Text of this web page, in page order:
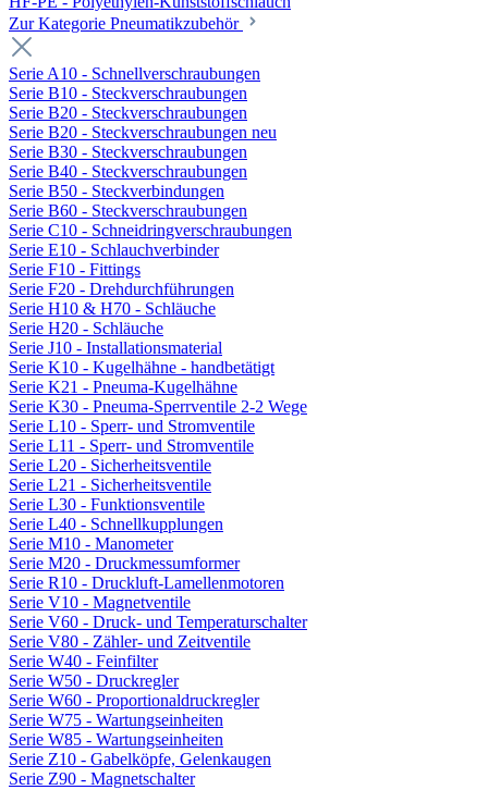
Zur Kategorie Pneumatikzubehör
Serie A10 - Schnellverschraubungen
Serie B10 - Steckverschraubungen
Serie B20 - Steckverschraubungen
Serie B20 - Steckverschraubungen neu
Serie B30 - Steckverschraubungen
Serie B40 - Steckverschraubungen
Serie B50 - Steckverbindungen
Serie B60 - Steckverschraubungen
Serie C10 - Schneidringverschraubungen
Serie E10 - Schlauchverbinder
Serie F10 - Fittings
Serie F20 - Drehdurchführungen
Serie H10 & H70 - Schläuche
Serie H20 - Schläuche
Serie J10 - Installationsmaterial
Serie K10 - Kugelhähne - handbetätigt
Serie K21 - Pneuma-Kugelhähne
Serie K30 - Pneuma-Sperrventile 2-2 Wege
Serie L10 - Sperr- und Stromventile
Serie L11 - Sperr- und Stromventile
Serie L20 - Sicherheitsventile
Serie L21 - Sicherheitsventile
Serie L30 - Funktionsventile
Serie L40 - Schnellkupplungen
Serie M10 - Manometer
Serie M20 - Druckmessumformer
Serie R10 - Druckluft-Lamellenmotoren
Serie V10 - Magnetventile
Serie V60 - Druck- und Temperaturschalter
Serie V80 - Zähler- und Zeitventile
Serie W40 - Feinfilter
Serie W50 - Druckregler
Serie W60 - Proportionaldruckregler
Serie W75 - Wartungseinheiten
Serie W85 - Wartungseinheiten
Serie Z10 - Gabelköpfe, Gelenkaugen
Serie Z90 - Magnetschalter